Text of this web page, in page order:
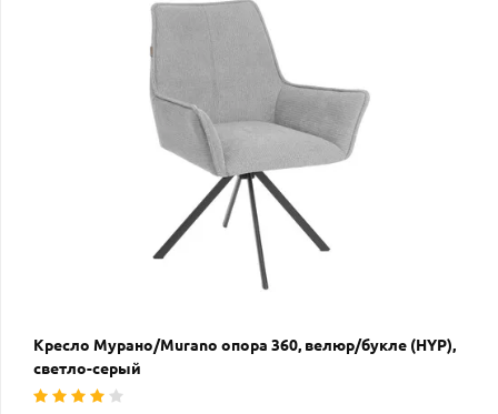
Кресло Мурано/Murano опора 360, велюр/букле (HYP),
светло-серый